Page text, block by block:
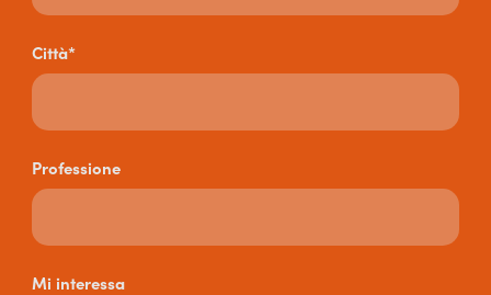
Città*
Professione
Mi interessa